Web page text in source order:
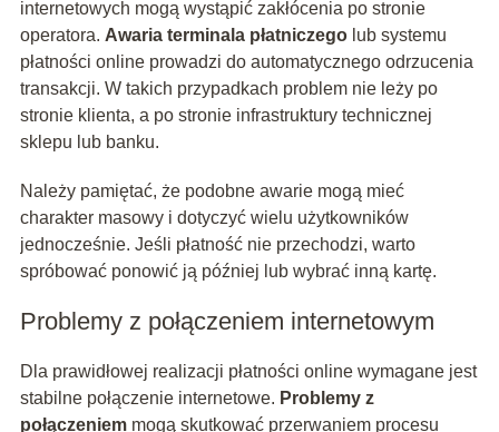
internetowych mogą wystąpić zakłócenia po stronie
operatora. Awaria terminala płatniczegolub systemu
płatności online prowadzi do automatycznego odrzucenia
transakcji. W takich przypadkach problem nie leży po
stronie klienta, a po stronie infrastruktury technicznej
sklepu lub banku.
Należy pamiętać, że podobne awarie mogą mieć
charakter masowy i dotyczyć wielu użytkowników
jednocześnie. Jeśli płatność nie przechodzi, warto
spróbować ponowić ją później lub wybrać inną kartę.
Problemy z połączeniem internetowym
Dla prawidłowej realizacji płatności online wymagane jest
stabilne połączenie internetowe. Problemy z
połączeniemmogą skutkować przerwaniem procesu